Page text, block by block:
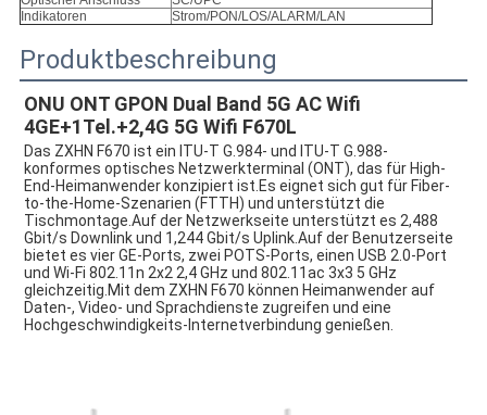
Indikatoren
Strom/PON/LOS/ALARM/LAN
Produktbeschreibung
ONU ONT GPON Dual Band 5G AC Wifi
4GE+1Tel.+2,4G 5G Wifi F670L
Das ZXHN F670 ist ein ITU-T G.984- und ITU-T G.988-
konformes optisches Netzwerkterminal (ONT), das für High-
End-Heimanwender konzipiert ist.Es eignet sich gut für Fiber-
to-the-Home-Szenarien (FTTH) und unterstützt die
Tischmontage.Auf der Netzwerkseite unterstützt es 2,488
Gbit/s Downlink und 1,244 Gbit/s Uplink.Auf der Benutzerseite
bietet es vier GE-Ports, zwei POTS-Ports, einen USB 2.0-Port
und Wi-Fi 802.11n 2x2 2,4 GHz und 802.11ac 3x3 5 GHz
gleichzeitig.Mit dem ZXHN F670 können Heimanwender auf
Daten-, Video- und Sprachdienste zugreifen und eine
Hochgeschwindigkeits-Internetverbindung genießen.